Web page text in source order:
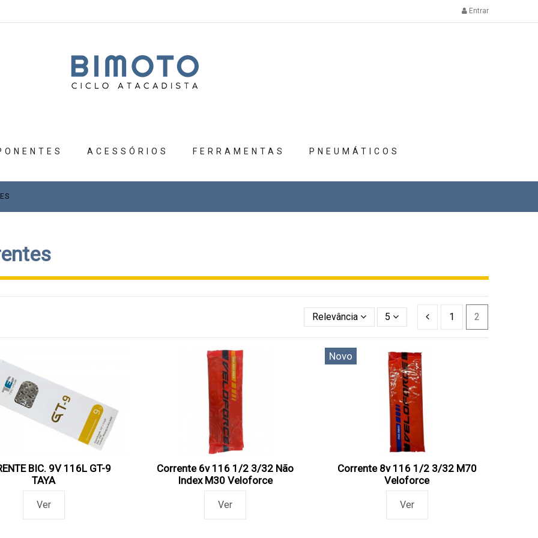
Entrar
ACESSÓRIOS FERRAMENTAS PNEUMÁTICOS
Relevância 5 1 2
BIC. 9V 116L GT-9
TAYA
Ver
Corrente 6v 116 1/2 3/32 Não
Index M30 Veloforce
Ver
Novo
Corrente 8v 116 1/2 3/32 M70
Veloforce
Ver